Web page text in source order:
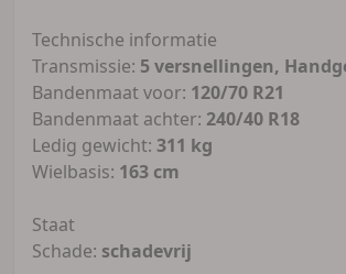
Technische informatie
Transmissie: 5 versnellingen,
Bandenmaat voor: 120/70 R21
Bandenmaat achter: 240/40 R18
Ledig gewicht: 311 kg
Wielbasis: 163 cm
Staat
Schade: schadevrij